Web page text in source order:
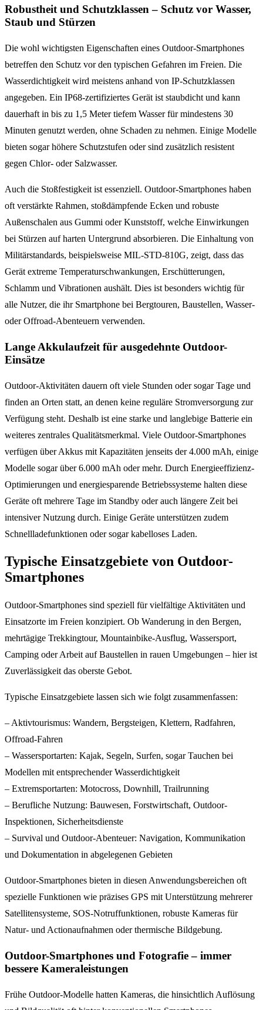
Robustheit und Schutzklassen – Schutz vor Wasser,
Staub und Stürzen
Die wohl wichtigsten Eigenschaften eines Outdoor-Smartphones
betreffen den Schutz vor den typischen Gefahren im Freien. Die
Wasserdichtigkeit wird meistens anhand von IP-Schutzklassen
angegeben. Ein IP68-zertifiziertes Gerät ist staubdicht und kann
dauerhaft in bis zu 1,5 Meter tiefem Wasser für mindestens 30
Minuten genutzt werden, ohne Schaden zu nehmen. Einige Modelle
bieten sogar höhere Schutzstufen oder sind zusätzlich resistent
gegen Chlor- oder Salzwasser.
Auch die Stoßfestigkeit ist essenziell. Outdoor-Smartphones haben
oft verstärkte Rahmen, stoßdämpfende Ecken und robuste
Außenschalen aus Gummi oder Kunststoff, welche Einwirkungen
bei Stürzen auf harten Untergrund absorbieren. Die Einhaltung von
Militärstandards, beispielsweise MIL-STD-810G, zeigt, dass das
Gerät extreme Temperaturschwankungen, Erschütterungen,
Schlamm und Vibrationen aushält. Dies ist besonders wichtig für
alle Nutzer, die ihr Smartphone bei Bergtouren, Baustellen, Wasser-
oder Offroad-Abenteuern verwenden.
Lange Akkulaufzeit für ausgedehnte Outdoor-
Einsätze
Outdoor-Aktivitäten dauern oft viele Stunden oder sogar Tage und
finden an Orten statt, an denen keine reguläre Stromversorgung zur
Verfügung steht. Deshalb ist eine starke und langlebige Batterie ein
weiteres zentrales Qualitätsmerkmal. Viele Outdoor-Smartphones
verfügen über Akkus mit Kapazitäten jenseits der 4.000 mAh, einige
Modelle sogar über 6.000 mAh oder mehr. Durch Energieeffizienz-
Optimierungen und energiesparende Betriebssysteme halten diese
Geräte oft mehrere Tage im Standby oder auch längere Zeit bei
intensiver Nutzung durch. Einige Geräte unterstützen zudem
Schnellladefunktionen oder sogar kabelloses Laden.
Typische Einsatzgebiete von Outdoor-
Smartphones
Outdoor-Smartphones sind speziell für vielfältige Aktivitäten und
Einsatzorte im Freien konzipiert. Ob Wanderung in den Bergen,
mehrtägige Trekkingtour, Mountainbike-Ausflug, Wassersport,
Camping oder Arbeit auf Baustellen in rauen Umgebungen – hier ist
Zuverlässigkeit das oberste Gebot.
Typische Einsatzgebiete lassen sich wie folgt zusammenfassen:
– Aktivtourismus: Wandern, Bergsteigen, Klettern, Radfahren,
Offroad-Fahren
– Wassersportarten: Kajak, Segeln, Surfen, sogar Tauchen bei
Modellen mit entsprechender Wasserdichtigkeit
– Extremsportarten: Motocross, Downhill, Trailrunning
– Berufliche Nutzung: Bauwesen, Forstwirtschaft, Outdoor-
Inspektionen, Sicherheitsdienste
– Survival und Outdoor-Abenteuer: Navigation, Kommunikation
und Dokumentation in abgelegenen Gebieten
Outdoor-Smartphones bieten in diesen Anwendungsbereichen oft
spezielle Funktionen wie präzises GPS mit Unterstützung mehrerer
Satellitensysteme, SOS-Notruffunktionen, robuste Kameras für
Natur- und Actionaufnahmen oder thermische Bildgebung.
Outdoor-Smartphones und Fotografie – immer
bessere Kameraleistungen
Frühe Outdoor-Modelle hatten Kameras, die hinsichtlich Auflösung